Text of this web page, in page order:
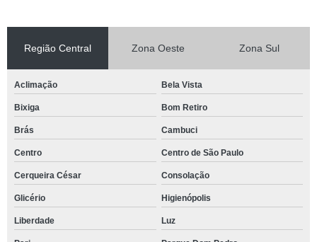
Região Central Zona Oeste Zona Sul
Aclimação Bela Vista
Bixiga Bom Retiro
Brás Cambuci
Centro Centro de São Paulo
Cerqueira César Consolação
Glicério Higienópolis
Liberdade Luz